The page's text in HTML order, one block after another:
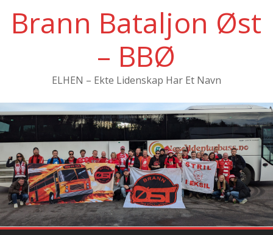
innholdet
Brann Bataljon Øst
– BBØ
ELHEN – Ekte Lidenskap Har Et Navn